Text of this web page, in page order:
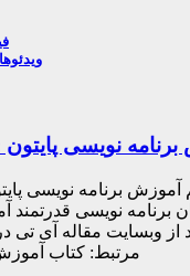
برنامه نویسی
برنامه نویسی
برنامه نویسی
از وبسایت مقاله آی تی
مرتبط: کتاب